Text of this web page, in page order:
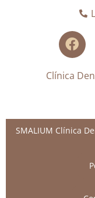
Clínica
SMALIUM Clínica